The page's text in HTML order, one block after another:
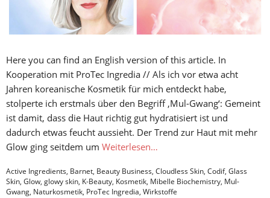
Here you can find an English version of this article. In
Kooperation mit ProTec Ingredia // Als ich vor etwa acht
Jahren koreanische Kosmetik für mich entdeckt habe,
stolperte ich erstmals über den Begriff ‚Mul-Gwang‘: Gemeint
ist damit, dass die Haut richtig gut hydratisiert ist und
dadurch etwas feucht aussieht. Der Trend zur Haut mit mehr
Glow ging seitdem um Weiterlesen…
Active Ingredients, Barnet, Beauty Business, Cloudless Skin, Codif, Glass
Skin, Glow, glowy skin, K-Beauty, Kosmetik, Mibelle Biochemistry, Mul-
Gwang, Naturkosmetik, ProTec Ingredia, Wirkstoffe